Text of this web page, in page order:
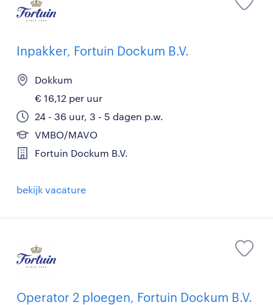
Inpakker, Fortuin Dockum B.V.
Dokkum
€ 16,12 per uur
24 - 36 uur, 3 - 5 dagen p.w.
VMBO/MAVO
Fortuin Dockum B.V.
bekijk vacature
Operator 2 ploegen, Fortuin Dockum B.V.